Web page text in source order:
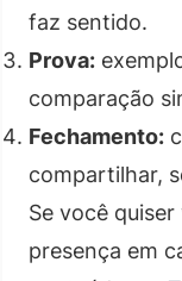
faz sentido.
Prova:
comparação
Fechamento:
compartilhar,
Se você
presença em